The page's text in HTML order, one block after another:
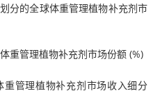
分的全球体重管理植物补充剂市
重管理植物补充剂市场份额 (%)
管理植物补充剂市场收入细分